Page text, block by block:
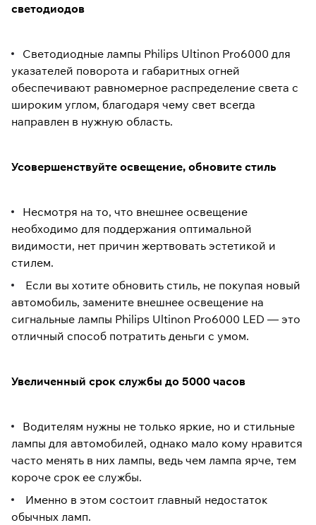
светодиодов
Светодиодные лампы Philips Ultinon Pro6000 для
указателей поворота и габаритных огней
обеспечивают равномерное распределение света с
широким углом, благодаря чему свет всегда
направлен в нужную область.
Усовершенствуйте освещение, обновите стиль
Несмотря на то, что внешнее освещение
необходимо для поддержания оптимальной
видимости, нет причин жертвовать эстетикой и
стилем.
Если вы хотите обновить стиль, не покупая новый
автомобиль, замените внешнее освещение на
сигнальные лампы Philips Ultinon Pro6000 LED — это
отличный способ потратить деньги с умом.
Увеличенный срок службы до 5000 часов
Водителям нужны не только яркие, но и стильные
лампы для автомобилей, однако мало кому нравится
часто менять в них лампы, ведь чем лампа ярче, тем
короче срок ее службы.
Именно в этом состоит главный недостаток
обычных ламп.